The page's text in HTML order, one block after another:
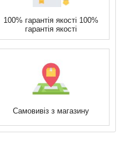
100% гарантія якості 100%
гарантія якості
Самовивіз з магазину